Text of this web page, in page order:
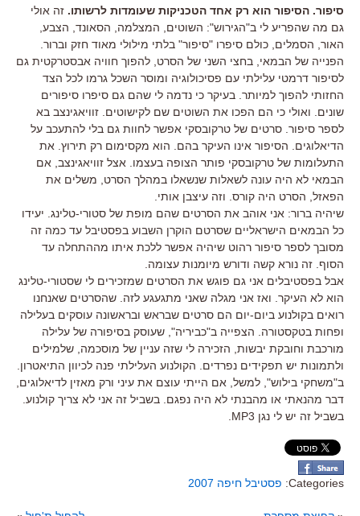
סיפור. הסיפור הוא רק אחד הטכניקות שעומדות לרשותו. זה אולי
גם מה שהפריע לי ב"הגירוש": השוטים, המצלמה, הסאונד, הצבע,
האור, הסמלים, כולם סיפרו "סיפור" בלתי מילולי מאוד חזק וברור.
הפנייה של הבמאי, בחצי השני של הסרט, להפוך חוויה אבסטרקטית גם
לסיפור דרמטי עלילתי עם פסיכולוגיה ומוסר השכל גרמו לכל הצד
החזותי להפוך למיותר. בעיקר כי נדמה לי שהם גם סיפרו סיפורים
שונים. ואולי כי הם הפכו את השוטים שם לקישוטים. זוויאגינצב בא
לספר סיפור. סרטים של טרקובסקי אפשר לחוות גם בלי להתעכב על
הדיאלוגים. הסיפור אינו העיקר בהם. הוא מקסימום רק תירוץ. את
התעלומות של טרקובסקי פותר הצופה בעצמו. אצל זוויאגינצב, אם
הבמאי לא היה עונה לשאלות שנשאלו במהלך הסרט, משלים את
הפאזל, הסרט היה קורס. וזה עיצבן אותי.
שיהיה ברור: אני אוהב את הסרטים שהם מופת של סטורי-טלינג. יעידו
כל הבמאים הישראליים שסרטם הוקרן השבוע בפסטיבל עד כמה זה
מסובך לספר סיפור רהוט שיהיה אפשר ללכת איתו מההתחלה עד
הסוף. זה נורא קשה ודורש מיומנות עצומה.
אבל בפסטיבלים אני גם פוגש את הסרטים שמזכירים לי שסטורי-טלינג
הוא לא העיקר. ואז אני מגלה שאני מתגעגע לזה. שהסרטים שאנחנו
רואים בקולנוע ביום-יום הם סרטים שבראש ובראשונה עוסקים בעלילה
ופחות בטקסטורה. הצפייה ב"כביריה", שעוסק בסיפורה של עלילה
מורכבת וחובקת יבשות, הזכירה לי שזה עניין של מוסכמה, שלמילים
ולתמונות יש תפקידים נפרדים. הקולנוע העלילתי פנה לכיוון התיאטרון.
ב"משחקי בילוש", למשל, אם הייתי עוצם את עיני ורק מאזין לדיאלוגים,
דבר מהנאתי או מהבנתי לא היה נפגם. בשביל זה אני לא צריך קולנוע.
בשביל זה יש לי נגן MP3.
Categories: פסטיבל חיפה 2007